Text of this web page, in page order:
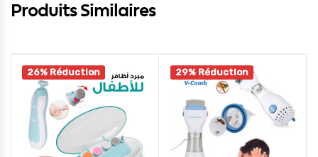
Produits Similaires
26% Réduction 29% Réduction